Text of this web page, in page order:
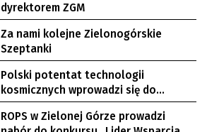
dyrektorem ZGM
Za nami kolejne Zielonogórskie
Szeptanki
Polski potentat technologii
kosmicznych wprowadzi się do
Zielonej Góry
ROPS w Zielonej Górze prowadzi